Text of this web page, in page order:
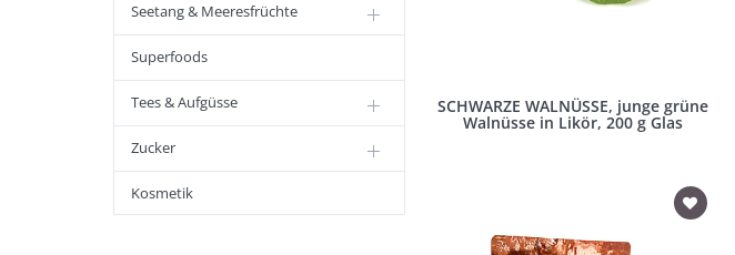
Seetang & Meeresfrüchte
Superfoods
Tees & Aufgüsse
Zucker
Kosmetik
SCHWARZE WALNÜSSE, junge grüne
Walnüsse in Likör, 200 g Glas